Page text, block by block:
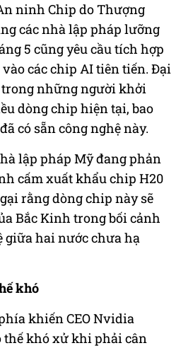
ninh Chip do Thượng
các nhà lập pháp lưỡng
5 cũng yêu cầu tích hợp
các chip AI tiên tiến. Đại
những người khởi
dòng chip hiện tại, bao
có sẵn công nghệ này.
lập pháp Mỹ đang phản
cấm xuất khẩu chip H20
rằng dòng chip này sẽ
Bắc Kinh trong bối cảnh
giữa hai nước chưa hạ
khó
khiến CEO Nvidia
thế khó xử khi phải cân